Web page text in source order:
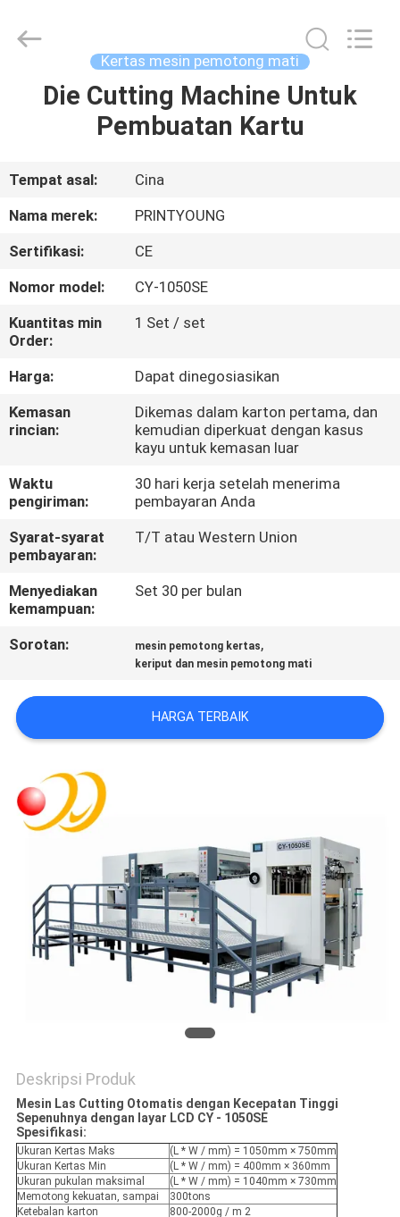
RUMAH
VIDEO
TENTANG
KAMI
TUR
PABRIK
KONTROL
KUALITAS
HUBUNGI
KAMI
PERMINTAAN
PENAWARAN
SITEMAP
POLICY
Industry
Co.,Ltd.
Kertas mesin pemotong mati
Die Cutting Machine Untuk
Pembuatan Kartu
Tempat asal:
Cina
Nama merek:
PRINTYOUNG
Sertifikasi:
CE
Nomor model:
CY-1050SE
Kuantitas min
Order:
1 Set / set
Harga:
Dapat dinegosiasikan
Kemasan
rincian:
Dikemas dalam karton pertama, dan
kemudian diperkuat dengan kasus
kayu untuk kemasan luar
Waktu
pengiriman:
30 hari kerja setelah menerima
pembayaran Anda
Syarat-syarat
pembayaran:
T/T atau Western Union
Menyediakan
kemampuan:
Set 30 per bulan
Sorotan: mesin pemotong kertas,
keriput dan mesin pemotong mati
HARGA TERBAIK
Deskripsi Produk
Mesin Las Cutting Otomatis dengan Kecepatan Tinggi
Sepenuhnya dengan layar LCD CY - 1050SE
Spesifikasi:
Ukuran Kertas Maks
(L * W / mm) = 1050mm × 750mm
Ukuran Kertas Min
(L * W / mm) = 400mm × 360mm
Ukuran pukulan maksimal
(L * W / mm) = 1040mm × 730mm
Memotong kekuatan, sampai
300tons
Ketebalan karton
800-2000g / m 2